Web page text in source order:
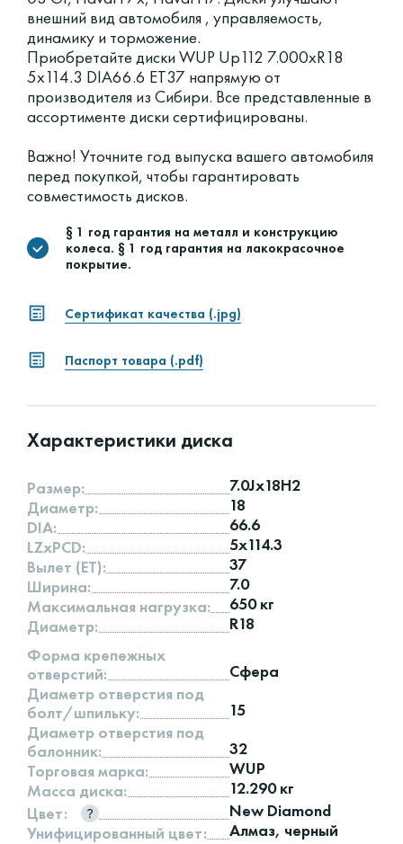
внешний вид автомобиля , управляемость,
динамику и торможение.
Приобретайте диски WUP Up112 7.000xR18
5x114.3 DIA66.6 ET37 напрямую от
производителя из Сибири. Все представленные в
ассортименте диски сертифицированы.
Важно! Уточните год выпуска вашего автомобиля
перед покупкой, чтобы гарантировать
совместимость дисков.
§ 1 год гарантия на металл и конструкцию
колеса. § 1 год гарантия на лакокрасочное
покрытие.
Сертификат качества (.jpg)
Паспорт товара (.pdf)
Характеристики диска
Размер:
7.0Jx18H2
Диаметр:
18
DIA:
66.6
LZxPCD:
5x114.3
Вылет (ET):
37
Ширина:
7.0
Максимальная нагрузка:
650 кг
Диаметр:
R18
Форма крепежных
отверстий:
Сфера
Диаметр отверстия под
болт/шпильку:
15
Диаметр отверстия под
балонник:
32
Торговая марка:
WUP
Масса диска:
12.290 кг
Цвет:
New Diamond
Унифицированный цвет:
Алмаз, черный